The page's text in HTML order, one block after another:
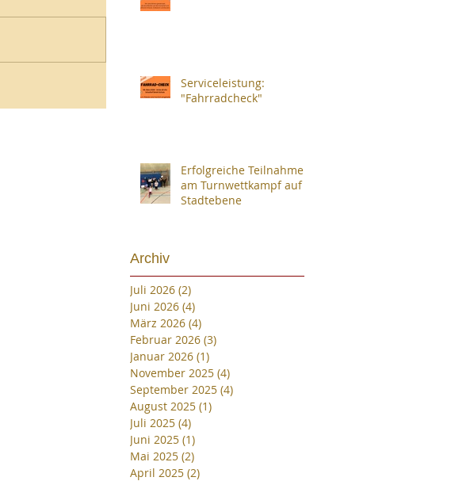
Serviceleistung:
"Fahrradcheck"
Erfolgreiche Teilnahme
am Turnwettkampf auf
Stadtebene
Archiv
Juli 2026 (2)
Juni 2026 (4)
März 2026 (4)
Februar 2026 (3)
Januar 2026 (1)
November 2025 (4)
September 2025 (4)
August 2025 (1)
Juli 2025 (4)
Juni 2025 (1)
Mai 2025 (2)
April 2025 (2)